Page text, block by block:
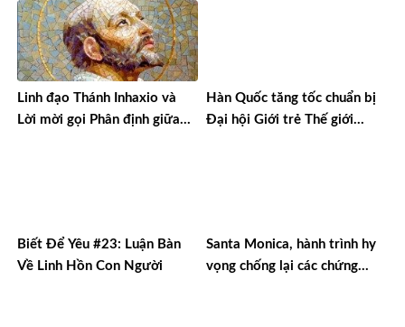
giá trị đức tin
Linh đạo Thánh Inhaxio và
Lời mời gọi Phân định giữa
Hàn Quốc tăng tốc chuẩn bị
Đại hội Giới trẻ Thế giới
Biết Để Yêu #23: Luận Bàn
Về Linh Hồn Con Người
Santa Monica, hành trình hy
vọng chống lại các chứng